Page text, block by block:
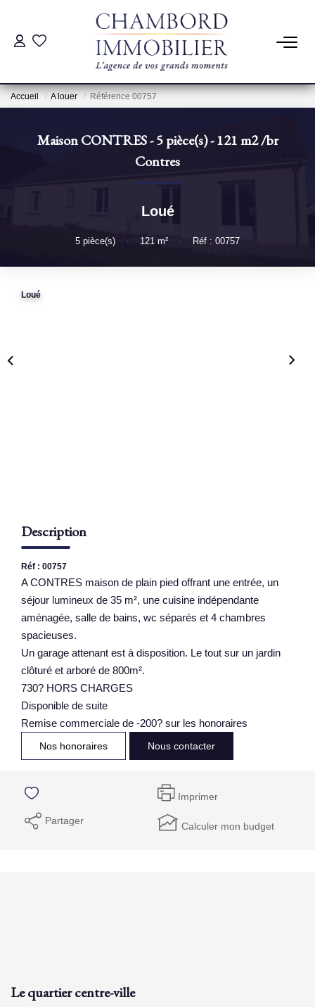
ACHAT
ESTIMATION
Estimation Par Un Professionnel
Accueil A louer Référence 00757
Maison CONTRES - 5 pièce(s) - 121 m2/br
Contres
Loué
5 pièce(s) • 121 m² • Réf : 00757
Loué
Description
Réf : 00757
A CONTRES maison de plain pied offrant une entrée, un
séjour lumineux de 35 m², une cuisine indépendante
aménagée, salle de bains, wc séparés et 4 chambres
spacieuses.
Un garage attenant est à disposition. Le tout sur un jardin
clôturé et arboré de 800m².
730? HORS CHARGES
Disponible de suite
Remise commerciale de -200? sur les honoraires
Nos honoraires Nous contacter
Imprimer
Partager Calculer mon budget
Le quartier centre-ville